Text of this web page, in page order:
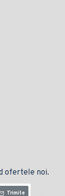
ofertele noi.
Trimite